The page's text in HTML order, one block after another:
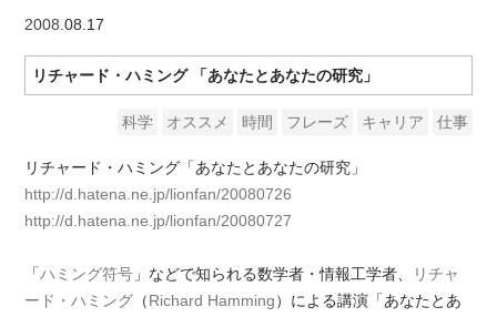
2008 .08.17
リチャード・ハミング 「あなたとあなたの研究」
科学 オススメ 時間 フレーズ キャリア 仕事
リチャード・ハミング「あなたとあなたの研究」
http://d.hatena.ne.jp/lionfan/20080726
http://d.hatena.ne.jp/lionfan/20080727
「ハミング符号 」などで知られる数学者・情報工学者、
リチャ
ード・ハミング （Richard Hamming）による講演「あなたとあ